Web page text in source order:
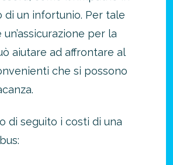
di un infortunio. Per tale
per la
aiutare ad affrontare al
che si possono
di seguito i costi di una